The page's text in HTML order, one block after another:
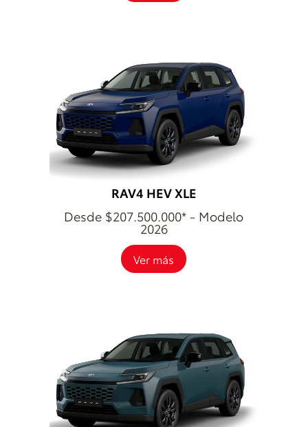
RAV4 HEV XLE
Desde $207.500.000* - Modelo
2026
Ver más